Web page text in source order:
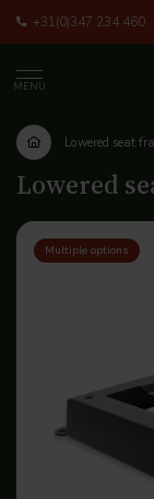
+31(0)347 234 460
MENU
Lowered seat
Lowered
Multiple options